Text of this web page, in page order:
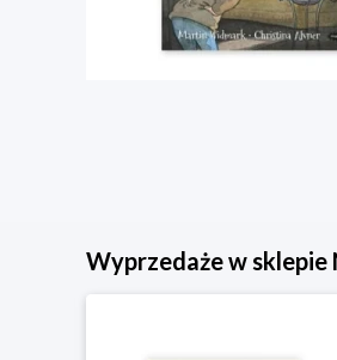
Wyprzedaże w sklepie